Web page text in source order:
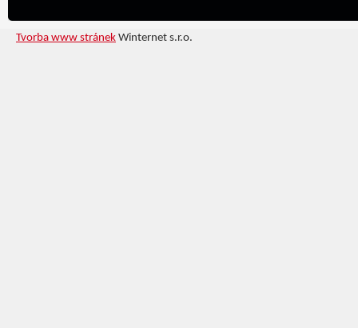
Tvorba www stránek Winternet s.r.o.